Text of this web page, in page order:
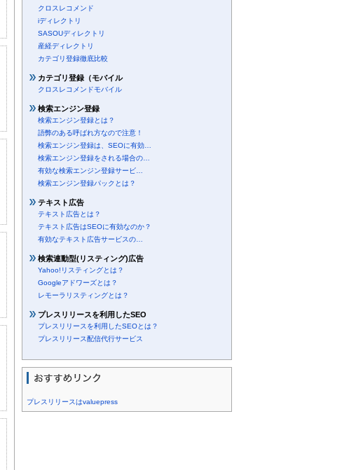
クロスレコメンド
iディレクトリ
SASOUディレクトリ
産経ディレクトリ
カテゴリ登録徹底比較
カテゴリ登録（モバイル
クロスレコメンドモバイル
検索エンジン登録
検索エンジン登録とは？
語弊のある呼ばれ方なので注意！
検索エンジン登録は、SEOに有効…
検索エンジン登録をされる場合の…
有効な検索エンジン登録サービ…
検索エンジン登録パックとは？
テキスト広告
テキスト広告とは？
テキスト広告はSEOに有効なのか？
有効なテキスト広告サービスの…
検索連動型(リスティング)広告
Yahoo!リスティングとは？
Googleアドワーズとは？
レモーラリスティングとは？
プレスリリースを利用したSEO
プレスリリースを利用したSEOとは？
プレスリリース配信代行サービス
プレスリリースはvaluepress